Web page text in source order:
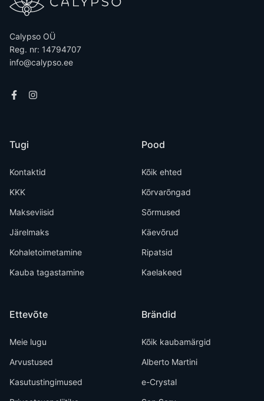
Calypso OÜ
Reg. nr: 14794707
info@calypso.ee
Tugi
Kontaktid
KKK
Makseviisid
Järelmaks
Kohaletoimetamine
Kauba tagastamine
Ettevõte
Meie lugu
Arvustused
Kasutustingimused
Pood
Kõik ehted
Kõrvarõngad
Sõrmused
Käevõrud
Ripatsid
Kaelakeed
Brändid
Kõik kaubamärgid
Alberto Martini
e-Crystal